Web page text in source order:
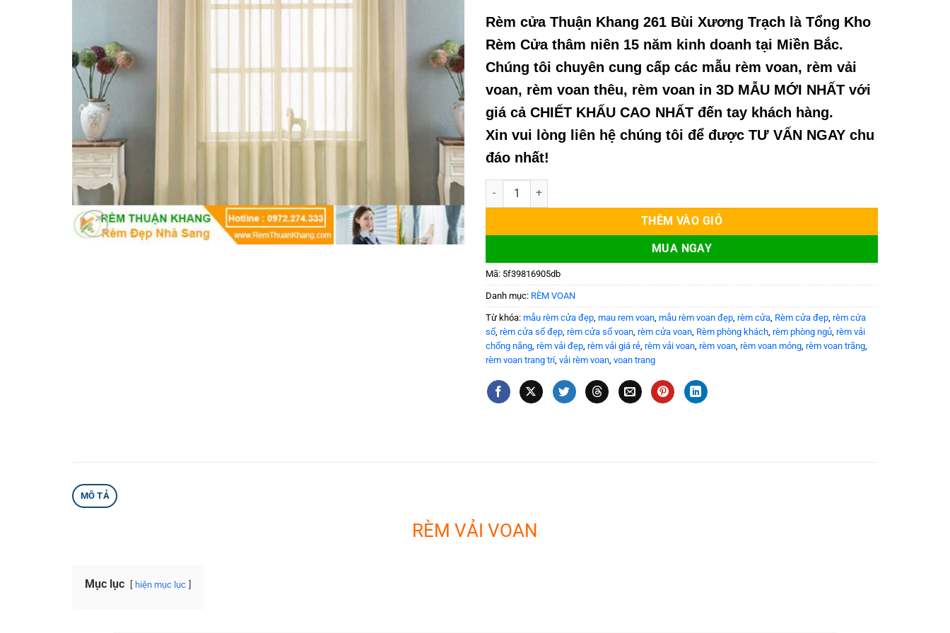
Rèm cửa Thuận Khang 261 Bùi Xương Trạch l à Tổng Kho
Rèm Cửa thâm niên 15 năm kinh doanh tại Miền Bắc.
Chúng tôi chuyên cung cấp các mẫu rèm voan, rèm vải
voan, rèm voan thêu, rèm voan in 3D MẪU MỚI NHẤT với
giá cả CHIẾT KHẤU CAO NHẤT đến tay khách hàng.
Xin vui lòng liên hệ chúng tôi để được TƯ VẤN NGAY chu
đáo nhất!
rèm vải voan màu vàng be đẹp số lượng
THÊM VÀO GIỎ
MUA NGAY
Mã: 5f39816905db
Danh mục: RÈM VOAN
Từ khóa: mẫu rèm cửa đẹp, mau rem voan, mẫu rèm voan đẹp, rèm cửa, Rèm cửa đẹp, rèm cứa
sổ, rèm cửa sổ đẹp, rèm cửa sổ voan, rèm cửa voan, Rèm phòng khách, rèm phòng ngủ, rèm vải
chống nắng, rèm vải đẹp, rèm vải giá rẻ, rèm vải voan, rèm voan, rèm voan mỏng, rèm voan trắng,
rèm voan trang trí, vải rèm voan, voan trang
MÔ TẢ
RÈM VẢI VOAN
Mục lục hiện mục lục